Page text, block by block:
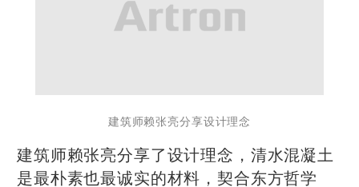
建筑师赖张亮分享设计理念
建筑师赖张亮分享了设计理念，清水混凝土
是最朴素也最诚实的材料，契合东方哲学